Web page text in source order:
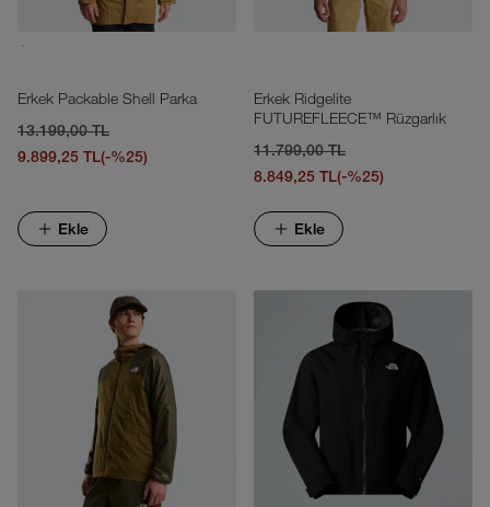
Erkek Packable Shell Parka
13.199,00 TL
9.899,25 TL(-%25)
Ekle
Erkek Ridgelite
FUTUREFLEECE™ Rüzgarlık
11.799,00 TL
8.849,25 TL(-%25)
Ekle